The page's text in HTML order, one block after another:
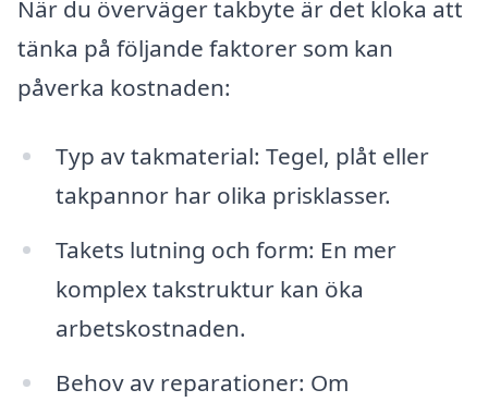
När du överväger takbyte är det kloka att
tänka på följande faktorer som kan
påverka kostnaden:
Typ av takmaterial: Tegel, plåt eller
takpannor har olika prisklasser.
Takets lutning och form: En mer
komplex takstruktur kan öka
arbetskostnaden.
Behov av reparationer: Om